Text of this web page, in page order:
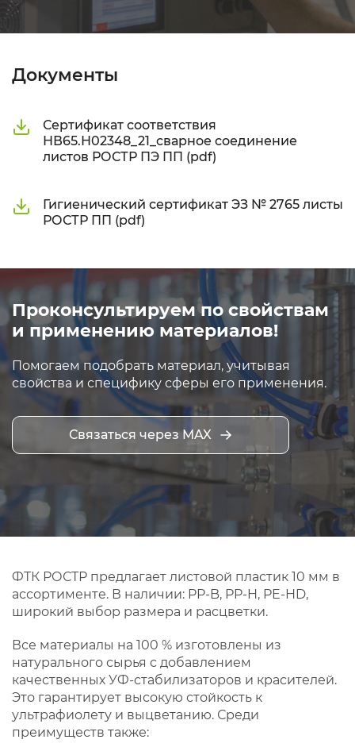
Документы
Сертификат соответствия
НВ65.Н02348_21_сварное соединение
листов РОСТР ПЭ ПП (pdf)
Гигиенический сертификат ЭЗ № 2765 листы
РОСТР ПП (pdf)
Проконсультируем по свойствам
и применению материалов!
Помогаем подобрать материал, учитывая
свойства и специфику сферы его применения.
Связаться через MAX
ФТК РОСТР предлагает листовой пластик 10 мм в
ассортименте. В наличии: PP-B, PP-H, PE-HD,
широкий выбор размера и расцветки.
Все материалы на 100 % изготовлены из
натурального сырья с добавлением
качественных УФ-стабилизаторов и красителей.
Это гарантирует высокую стойкость к
ультрафиолету и выцветанию. Среди
преимуществ также: